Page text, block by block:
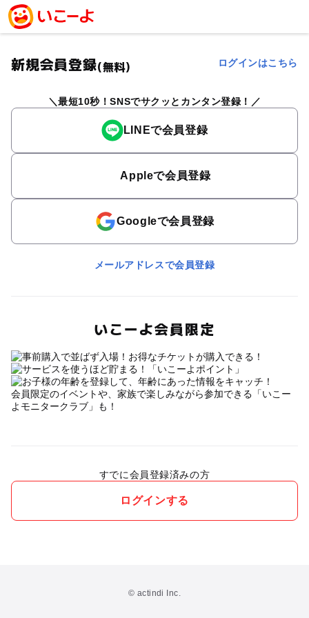
新規会員登録(無料) ログインはこちら
最短10秒！SNSでサクッとカンタン登録！
LINEで会員登録
Appleで会員登録
Googleで会員登録
メールアドレスで会員登録
いこーよ会員限定
会員限定のイベントや、家族で楽しみながら参加できる「いこー
よモニタークラブ」も！
すでに会員登録済みの方
ログインする
© actindi Inc.